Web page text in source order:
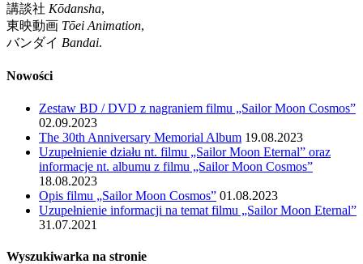
講談社 Kōdansha,
東映動画 Tōei Animation,
バンダイ Bandai.
Nowości
Zestaw BD / DVD z nagraniem filmu „Sailor Moon Cosmos”
02.09.2023
The 30th Anniversary Memorial Album 19.08.2023
Uzupełnienie działu nt. filmu „Sailor Moon Eternal” oraz
informacje nt. albumu z filmu „Sailor Moon Cosmos”
18.08.2023
Opis filmu „Sailor Moon Cosmos” 01.08.2023
Uzupełnienie informacji na temat filmu „Sailor Moon Eternal”
31.07.2021
Wyszukiwarka na stronie